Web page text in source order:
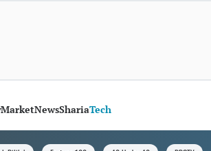
MarketNewsShariaTech